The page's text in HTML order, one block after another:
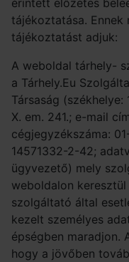
érintett előzetes
tájékoztatása.
tájékoztatást adjuk:
A weboldal tárhely-
a Tárhely.Eu
Társaság (székhelye:
X. em. 241.; e-mail
cégjegyzékszáma:
14571332-2-42;
ügyvezető) mely
weboldalon
szolgáltató által
kezelt személyes
épségben maradjon.
hogy a jövőben